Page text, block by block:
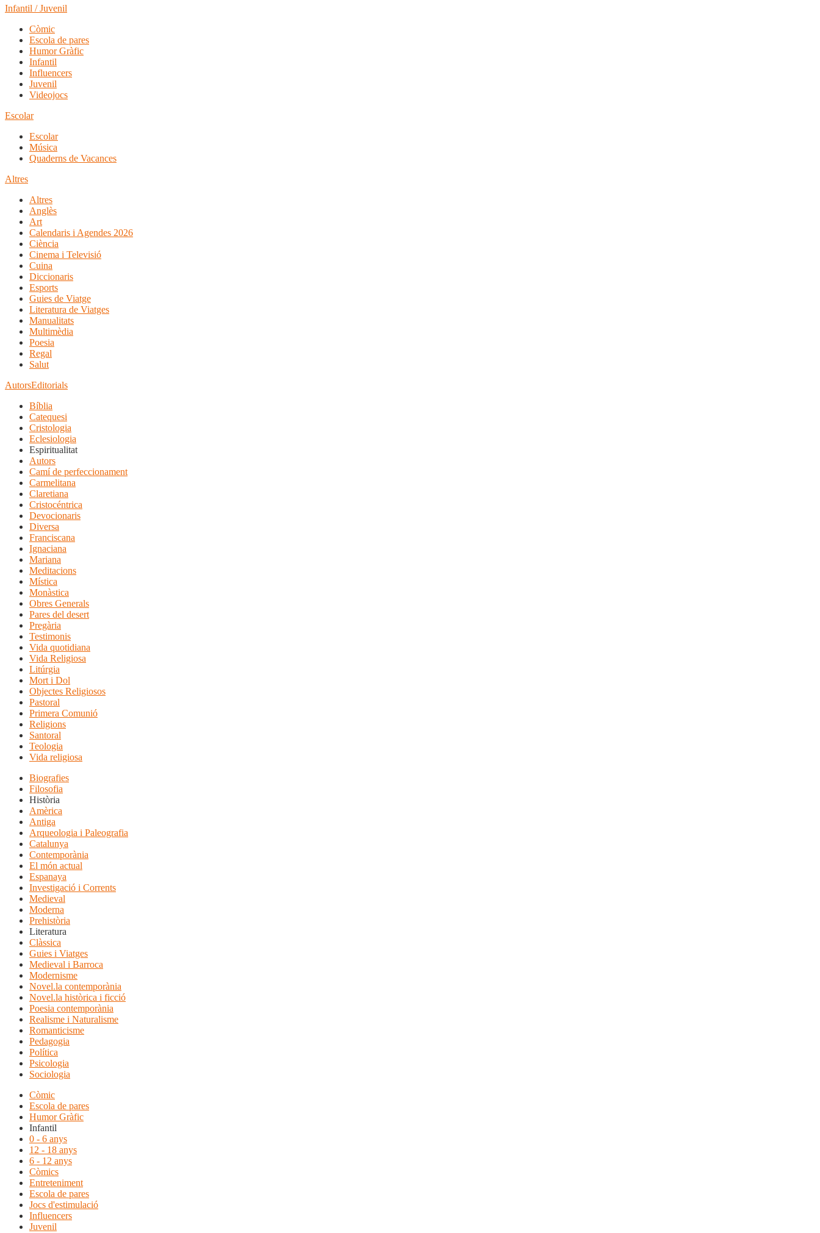
Infantil / Juvenil
Còmic
Escola de pares
Humor Gràfic
Infantil
Influencers
Juvenil
Videojocs
Escolar
Escolar
Música
Quaderns de Vacances
Altres
Altres
Anglès
Art
Calendaris i Agendes 2026
Ciència
Cinema i Televisió
Cuina
Diccionaris
Esports
Guies de Viatge
Literatura de Viatges
Manualitats
Multimèdia
Poesia
Regal
Salut
AutorsEditorials
Bíblia
Catequesi
Cristologia
Eclesiologia
Espiritualitat
Autors
Camí de perfeccionament
Carmelitana
Claretiana
Cristocéntrica
Devocionaris
Diversa
Franciscana
Ignaciana
Mariana
Meditacions
Mística
Monàstica
Obres Generals
Pares del desert
Pregària
Testimonis
Vida quotidiana
Vida Religiosa
Litúrgia
Mort i Dol
Objectes Religiosos
Pastoral
Primera Comunió
Religions
Santoral
Teologia
Vida religiosa
Biografies
Filosofia
Història
Amèrica
Antiga
Arqueologia i Paleografia
Catalunya
Contemporània
El món actual
Espanaya
Investigació i Corrents
Medieval
Moderna
Prehistòria
Literatura
Clàssica
Guies i Viatges
Medieval i Barroca
Modernisme
Novel.la contemporània
Novel.la històrica i ficció
Poesia contemporània
Realisme i Naturalisme
Romanticisme
Pedagogia
Política
Psicologia
Sociologia
Còmic
Escola de pares
Humor Gràfic
Infantil
0 - 6 anys
12 - 18 anys
6 - 12 anys
Còmics
Entreteniment
Escola de pares
Jocs d'estimulació
Influencers
Juvenil